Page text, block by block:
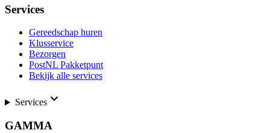
Services
Gereedschap huren
Klusservice
Bezorgen
PostNL Pakketpunt
Bekijk alle services
Services
GAMMA